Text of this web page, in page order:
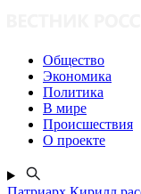
Общество
Экономика
Политика
В мире
Происшествия
О проекте